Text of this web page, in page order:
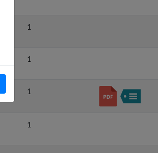
1
1
1
1